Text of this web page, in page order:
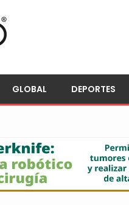
GLOBAL DEPORTES